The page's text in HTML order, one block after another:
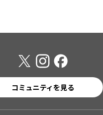
コミュニティを見る